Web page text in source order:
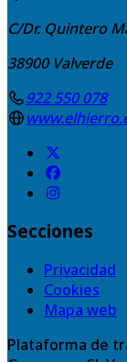
C/Dr. Quintero
38900 Valverde
922 550 078
Secciones
Privacidad
Cookies
Mapa web
Plataforma de